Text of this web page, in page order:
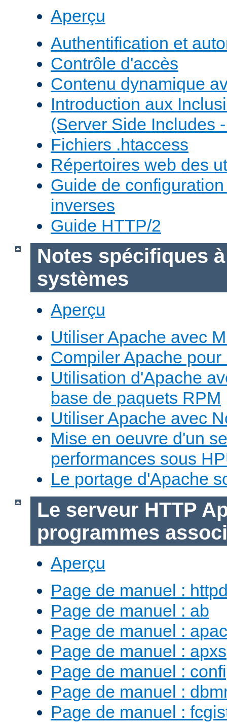
Aperçu
Authentification et
Contrôle d'accès
Contenu dynamique
Introduction aux
(Server Side Includes
Fichiers .htaccess
Répertoires web des
Guide de
inverses
Guide HTTP/2
Notes spécifiques
systèmes
Aperçu
Utiliser Apache avec
Compiler Apache
Utilisation d'Apache
base de paquets RPM
Utiliser Apache avec
Mise en oeuvre d'un
performances sous
Le portage d'Apache
Le serveur HTTP
programmes
Aperçu
Page de manuel :
Page de manuel : ab
Page de manuel :
Page de manuel : apxs
Page de manuel :
Page de manuel :
Page de manuel :